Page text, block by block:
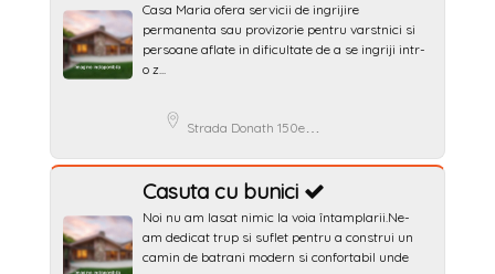
Casa Maria ofera servicii de ingrijire
permanenta sau provizorie pentru varstnici si
persoane aflate in dificultate de a se ingriji intr-
o z...
Strada Donath 150e, Cluj-Napoca, Romania
Casuta cu bunici
Noi nu am lasat nimic la voia întamplarii.Ne-
am dedicat trup si suflet pentru a construi un
camin de batrani modern si confortabil unde